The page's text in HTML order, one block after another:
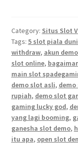
Category: Situs Slot
Tags: 5 slot piala
withdraw, akun
slot online,
main slot
demo slot asli,
rupiah, demo slot
gaming lucky god,
yang lagi booming,
ganesha slot demo,
itu apa, open slot